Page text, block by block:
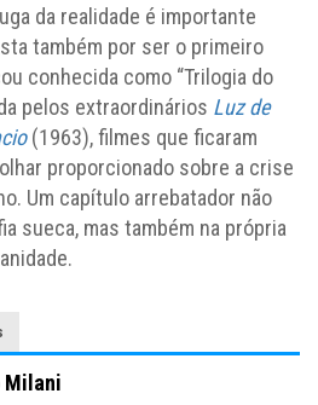
da realidade é importante
também por ser o primeiro
conhecida como “Trilogia do
pelos extraordinários Luz de
(1963), filmes que ficaram
proporcionado sobre a crise
Um capítulo arrebatador não
sueca, mas também na própria
Milani